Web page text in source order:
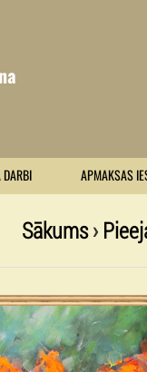
DARBI APMAKSAS
Sākums›